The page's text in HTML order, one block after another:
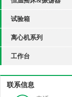
试验箱
离心机系列
工作台
联系信息